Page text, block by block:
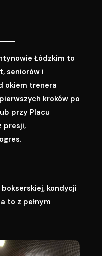
Łódzkim to
seniorów i
okiem trenera
kroków po
przy Placu
presji,
kondycji
to z pełnym